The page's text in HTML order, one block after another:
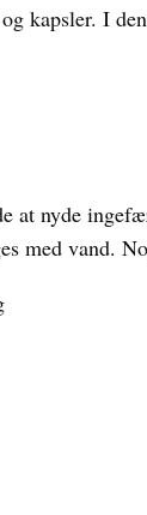
kapsler. I
at nyde
med vand.